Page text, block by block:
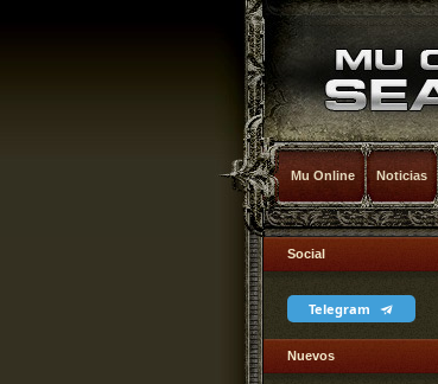
Mu Online Noticias
Social
Telegram
Nuevos